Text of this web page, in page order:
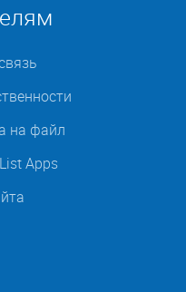
на файл
Apps